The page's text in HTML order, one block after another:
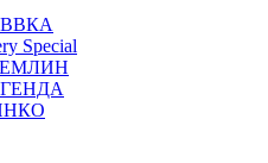
Special